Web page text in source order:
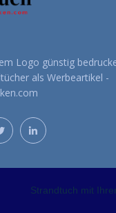
Logo günstig
als Werbeartikel -
Strandtuch mit